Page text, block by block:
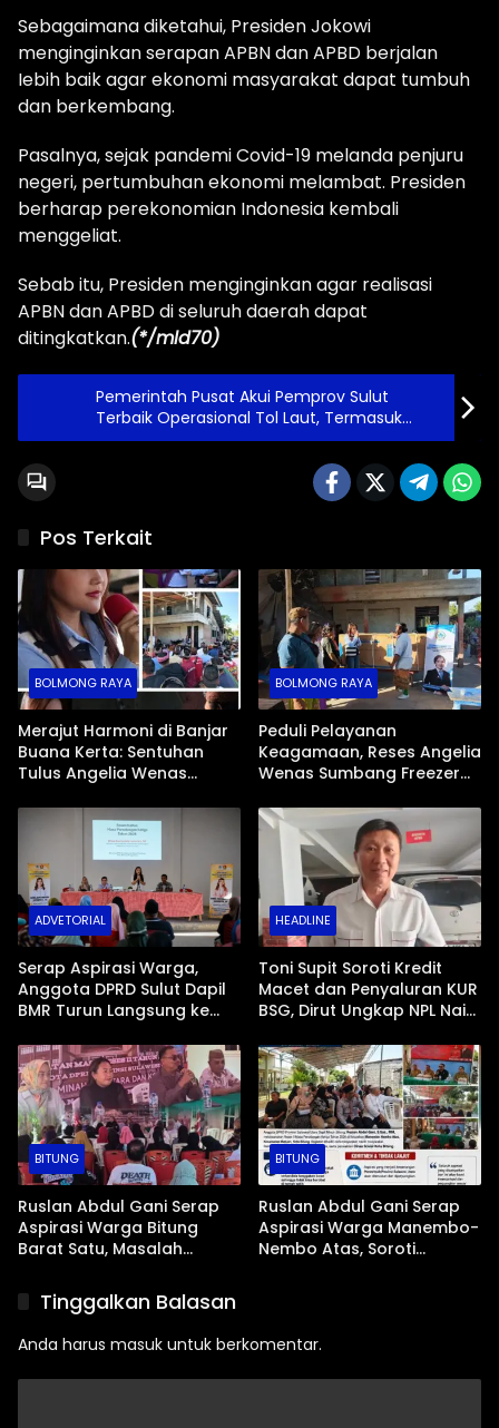
Sebagaimana diketahui, Presiden Jokowi
menginginkan serapan APBN dan APBD berjalan
Iebih baik agar ekonomi masyarakat dapat tumbuh
dan berkembang.
Pasalnya, sejak pandemi Covid-19 melanda penjuru
negeri, pertumbuhan ekonomi melambat. Presiden
berharap perekonomian Indonesia kembali
menggeliat.
Sebab itu, Presiden menginginkan agar realisasi
APBN dan APBD di seluruh daerah dapat
ditingkatkan.(*/mld70)
Pemerintah Pusat Akui Pemprov Sulut
Terbaik Operasional Tol Laut, Termasuk
Sangihe
Pos Terkait
BOLMONG RAYA
Merajut Harmoni di Banjar
Buana Kerta: Sentuhan
Tulus Angelia Wenas
Mopugad
BOLMONG RAYA
Peduli Pelayanan
Keagamaan, Reses Angelia
Wenas Sumbang Freezer
di Mopugad Bolmong
ADVETORIAL
Serap Aspirasi Warga,
Anggota DPRD Sulut Dapil
BMR Turun Langsung ke
HEADLINE
Toni Supit Soroti Kredit
Macet dan Penyaluran KUR
BSG, Dirut Ungkap NPL Naik
BITUNG
Ruslan Abdul Gani Serap
Aspirasi Warga Bitung
Barat Satu, Masalah
Jadi Prioritas
BITUNG
Ruslan Abdul Gani Serap
Aspirasi Warga Manembo-
Nembo Atas, Soroti
Tinggalkan Balasan
Anda harus masuk untuk berkomentar.